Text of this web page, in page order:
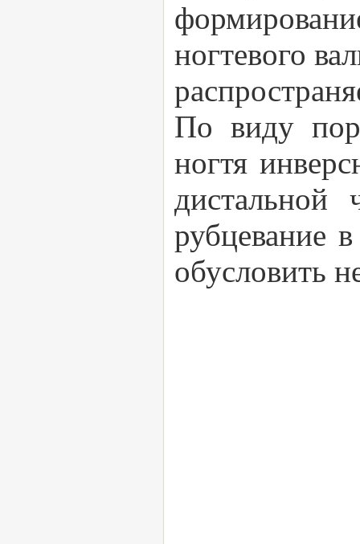
ногтевого
По виду
ногтя
дистальной
рубцевание
обусловить